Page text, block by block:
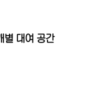
별 대여 공간